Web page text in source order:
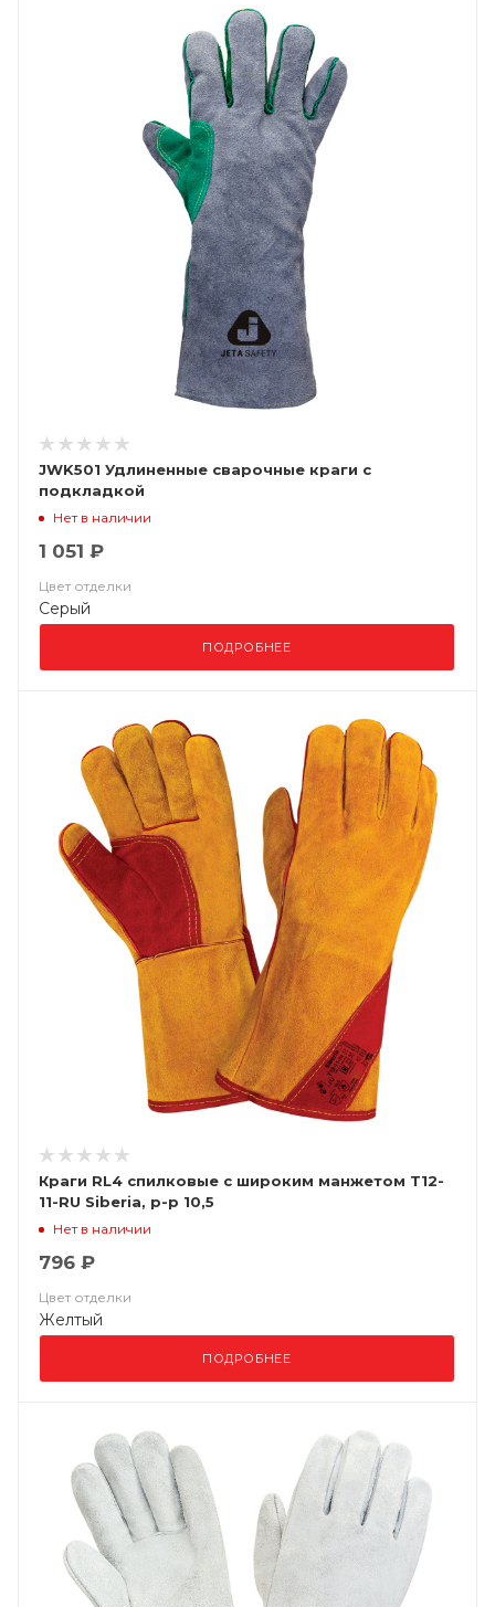
JWK501 Удлиненные сварочные краги c
подкладкой
Нет в наличии
1 051 ₽
Цвет отделки
Серый
ПОДРОБНЕЕ
Краги RL4 спилковые с широким манжетом Т12-
11-RU Siberia, р-р 10,5
Нет в наличии
796 ₽
Цвет отделки
Желтый
ПОДРОБНЕЕ